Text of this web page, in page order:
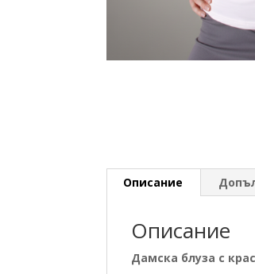
Описание
Описание
Дамска блуза с